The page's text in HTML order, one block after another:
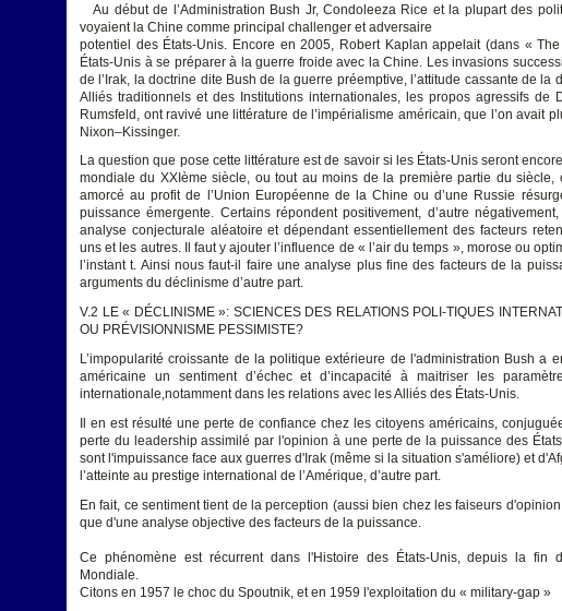
Au début de l’Administration Bush Jr, Condoleeza Rice et la plupart des
voyaient la Chine comme principal challenger et adversaire
potentiel des États-Unis. Encore en 2005, Robert Kaplan appelait (dans «
États-Unis à se préparer à la guerre froide avec la Chine. Les invasions
de l’Irak, la doctrine dite Bush de la guerre préemptive, l’attitude cassante de la
Alliés traditionnels et des Institutions internationales, les propos agressifs de
Rumsfeld, ont ravivé une littérature de l’impérialisme américain, que l’on avait
Nixon–Kissinger.
La question que pose cette littérature est de savoir si les États-Unis seront
mondiale du XXIème siècle, ou tout au moins de la première partie du
amorcé au profit de l’Union Européenne de la Chine ou d’une Russie
puissance émergente. Certains répondent positivement, d’autre
analyse conjecturale aléatoire et dépendant essentiellement des facteurs
uns et les autres. Il faut y ajouter l’influence de « l’air du temps », morose ou
l’instant t. Ainsi nous faut-il faire une analyse plus fine des facteurs de la
arguments du déclinisme d’autre part.
V.2 LE « DÉCLINISME »: SCIENCES DES RELATIONS POLI-TIQUES
OU PRÉVISIONNISME PESSIMISTE?
L’impopularité croissante de la politique extérieure de l'administration Bush a
américaine un sentiment d’échec et d’incapacité à maitriser les
internationale,notamment dans les relations avec les Alliés des États-Unis.
Il en est résulté une perte de confiance chez les citoyens américains,
perte du leadership assimilé par l'opinion à une perte de la puissance des
sont l'impuissance face aux guerres d'Irak (même si la situation s'améliore) et
l’atteinte au prestige international de l’Amérique, d’autre part.
En fait, ce sentiment tient de la perception (aussi bien chez les faiseurs
que d'une analyse objective des facteurs de la puissance.
Ce phénomène est récurrent dans l'Histoire des États-Unis, depuis la fin
Mondiale.
Citons en 1957 le choc du Spoutnik, et en 1959 l'exploitation du « military-gap »